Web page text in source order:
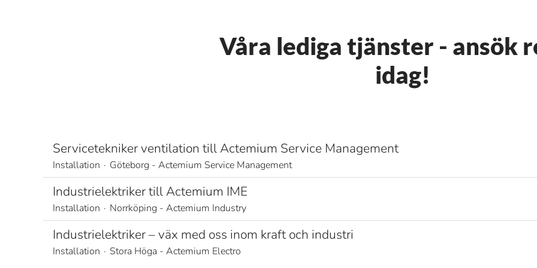
Våra lediga tjänster - ansök
idag!
Servicetekniker ventilation till Actemium Service Management
Installation · Göteborg - Actemium Service Management
Industrielektriker till Actemium IME
Installation · Norrköping - Actemium Industry
Industrielektriker – väx med oss inom kraft och industri
Installation · Stora Höga - Actemium Electro